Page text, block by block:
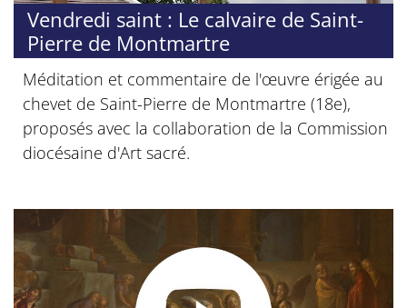
Vendredi saint : Le calvaire de Saint-
Pierre de Montmartre
Méditation et commentaire de l'œuvre érigée au
chevet de Saint-Pierre de Montmartre (18e),
proposés avec la collaboration de la Commission
diocésaine d'Art sacré.